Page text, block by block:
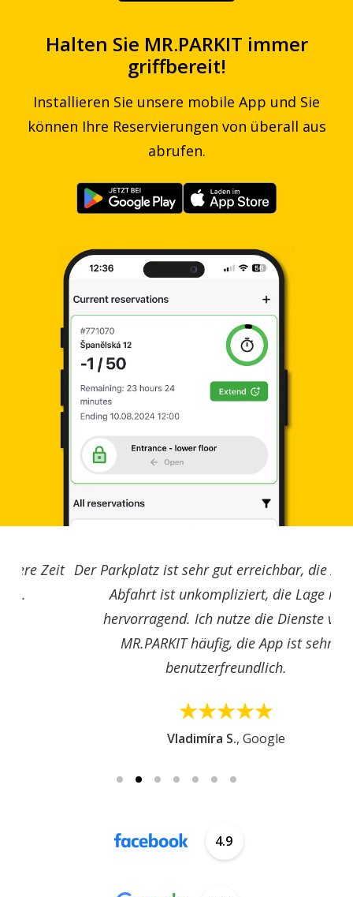
Halten Sie MR.PARKIT immer
griffbereit!
Installieren Sie unsere mobile App und Sie
können Ihre Reservierungen von überall aus
abrufen.
Der Parkplatz ist sehr gut erreichbar, die An- und
Abfahrt ist unkompliziert, die Lage ist
hervorragend. Ich nutze die Dienste von
MR.PARKIT häufig, die App ist sehr
benutzerfreundlich.
Vladimíra S., Google
4.9